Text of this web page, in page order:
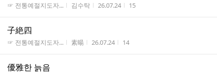
게시판명
☞ 전통예절지도자... 작성자
김수탁 작성시간
26.07.24 조회수
15
子絶四
게시판명
☞ 전통예절지도자... 작성자
素暘 작성시간
26.07.24 조회수
14
優雅한 늙음